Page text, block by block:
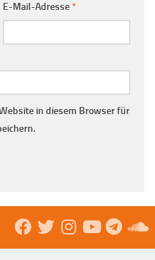
E-Mail-Adresse*
in diesem Browser für